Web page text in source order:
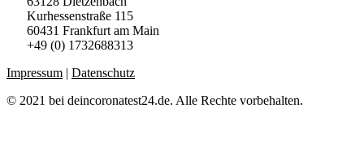
Kurhessenstraße 115
60431 Frankfurt am Main
+49 (0) 1732688313
Impressum | Datenschutz
© 2021 bei deincoronatest24.de. Alle Rechte vorbehalten.